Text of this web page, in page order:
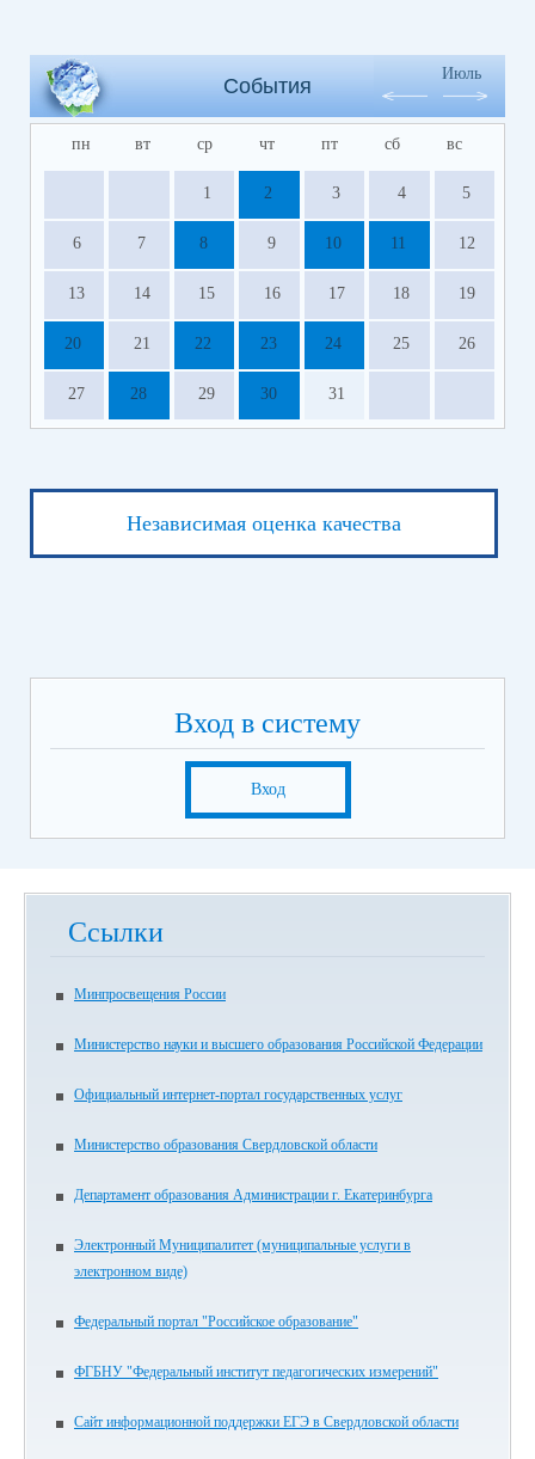
События
Июль
пн вт ср чт пт сб вс
1 2 3 4 5
6 7 8 9 10 11 12
13 14 15 16 17 18 19
20 21 22 23 24 25 26
27 28 29 30 31
Независимая оценка качества
Вход в систему
Вход
Ссылки
Минпросвещения России
Министерство науки и высшего образования Российской Федерации
Официальный интернет-портал государственных услуг
Министерство образования Свердловской области
Департамент образования Администрации г. Екатеринбурга
Электронный Муниципалитет (муниципальные услуги в
электронном виде)
Федеральный портал "Российское образование"
ФГБНУ "Федеральный институт педагогических измерений"
Сайт информационной поддержки ЕГЭ в Свердловской области